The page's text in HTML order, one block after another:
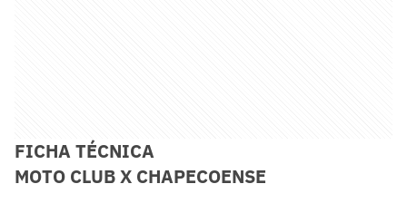
FICHA TÉCNICA
MOTO CLUB X CHAPECOENSE